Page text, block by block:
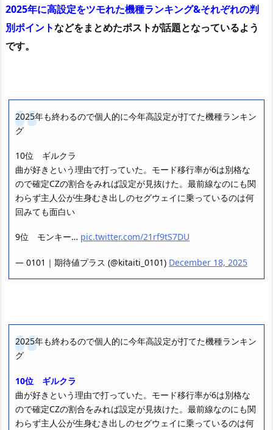
2025年に高設定をツモれた機種ランキング&それぞれの判
別ポイントなどをまとめたポストが話題となっているよう
です。
2025年も終わるので個人的に今年高設定が打てた機種ランキン
グ
10位 ギルクラ
曲が好きという理由で打っていた。モード移行率が6は別格な
ので確定CZの割合をみれば設定が見抜けた。最前線なのにも関
わらず主人公が生身むき出しのセグウェイに乗っているのは何
回みても面白い
9位 モンキー… pic.twitter.com/21rf9tS7DU
— 0101｜期待値プラス (@kitaiti_0101) December 18, 2025
2025年も終わるので個人的に今年高設定が打てた機種ランキン
グ
10位 ギルクラ
曲が好きという理由で打っていた。モード移行率が6は別格な
ので確定CZの割合をみれば設定が見抜けた。最前線なのにも関
わらず主人公が生身むき出しのセグウェイに乗っているのは何